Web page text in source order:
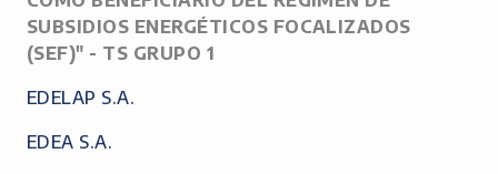
SUBSIDIOS ENERGÉTICOS FOCALIZADOS
(SEF)" - TS GRUPO 1
EDELAP S.A.
EDEA S.A.